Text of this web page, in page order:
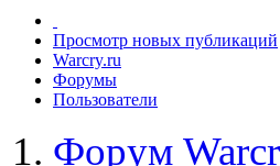
Просмотр новых публикаций
Warcry.ru
Форумы
Пользователи
Форум